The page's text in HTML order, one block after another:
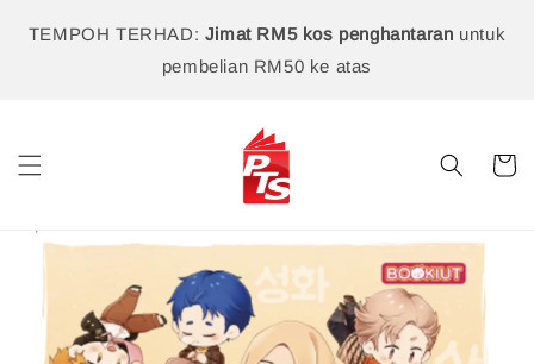
TEMPOH TERHAD: Jimat RM5 kos penghantaran untuk
pembelian RM50 ke atas